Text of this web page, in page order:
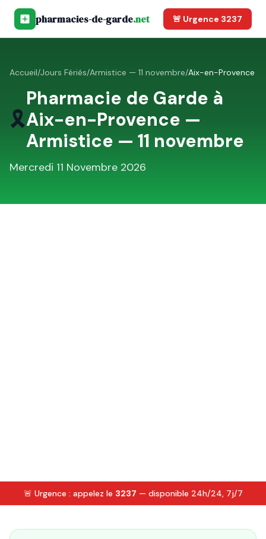
pharmacies-de-garde.net 🚨 Urgence 3237
Accueil/Jours Fériés/Armistice — 11 novembre/Aix-en-Provence
🎗️
Pharmacie de Garde à
Aix-en-Provence —
Armistice — 11 novembre
Mercredi 11 Novembre 2026
🚨 Urgence : appelez le 3237 — disponible 24h/24, 7j/7